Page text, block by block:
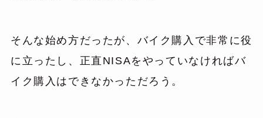
そんな始め方だったが、バイク購入で非常に役
に立ったし、正直NISAをやっていなければバ
イク購入はできなかっただろう。